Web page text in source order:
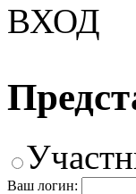
ВХОД
Ваш логин: